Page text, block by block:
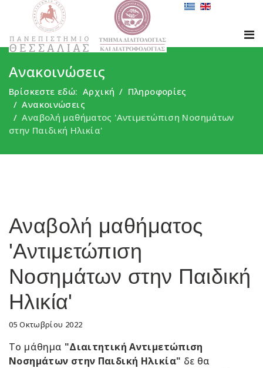
Ανακοινώσεις
Βρίσκεστε εδώ: Αρχική
Πληροφορίες
Ανακοινώσεις
Αναβολή μαθήματος 'Αντιμετώπιση Νοσημάτων
στην Παιδική Ηλικία'
Αναβολή μαθήματος
'Αντιμετώπιση
Νοσημάτων στην Παιδική
Ηλικία'
05 Οκτωβρίου 2022
Το μάθημα "Διαιτητική Αντιμετώπιση
Νοσημάτων στην Παιδική Ηλικία" δε θα